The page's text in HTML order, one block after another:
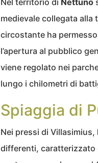
Nel territorio di Nettuno
medievale collegata alla
circostante ha
l’apertura al pubblico
viene regolato nei
lungo i chilometri di
Spiaggia di
Nei pressi di Villasimius,
differenti, caratterizzato